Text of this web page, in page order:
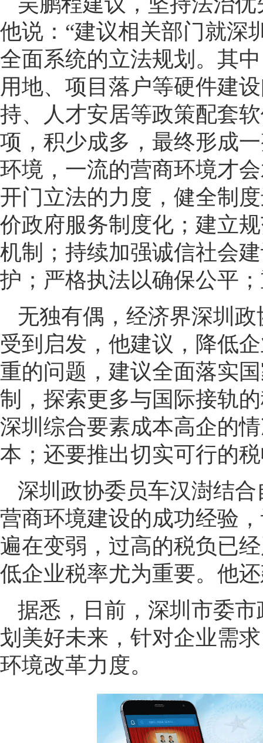
他说：“建议相关部门就深
全面系统的立法规划。其
用地、项目落户等硬件建
持、人才安居等政策配套
项，积少成多，最终形成
环境，一流的营商环境才
开门立法的力度，健全制
价政府服务制度化；建立
机制；持续加强诚信社会
护；严格执法以确保公平
无独有偶，经济界深圳
受到启发，他建议，降低
重的问题，建议全面落实
制，探索更多与国际接轨
深圳综合要素成本高企的
本；还要推出切实可行的
深圳政协委员车汉澍结
营商环境建设的成功经验
遍在变弱，过高的税负已
低企业税率尤为重要。他
据悉，日前，深圳市委
划美好未来，针对企业需
环境改革力度。